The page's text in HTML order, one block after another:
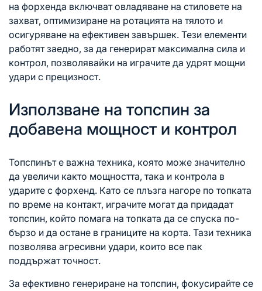
на форхенда включват овладяване на стиловете на
захват, оптимизиране на ротацията на тялото и
осигуряване на ефективен завършек. Тези елементи
работят заедно, за да генерират максимална сила и
контрол, позволявайки на играчите да удрят мощни
удари с прецизност.
Използване на топспин за
добавена мощност и контрол
Топспинът е важна техника, която може значително
да увеличи както мощността, така и контрола в
ударите с форхенд. Като се плъзга нагоре по топката
по време на контакт, играчите могат да придадат
топспин, който помага на топката да се спуска по-
бързо и да остане в границите на корта. Тази техника
позволява агресивни удари, които все пак
поддържат точност.
За ефективно генериране на топспин, фокусирайте се